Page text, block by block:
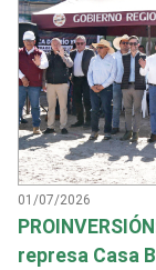
01/07/2026
represa Casa